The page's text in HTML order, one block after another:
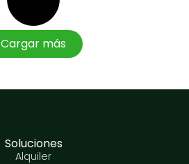
Cargar más
Soluciones
Alquiler